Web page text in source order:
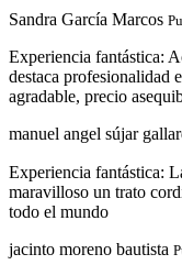
Sandra García Marcos
Experiencia fantástica:
destaca profesionalidad
agradable, precio
manuel angel sújar
Experiencia fantástica:
maravilloso un trato
todo el mundo
jacinto moreno bautista